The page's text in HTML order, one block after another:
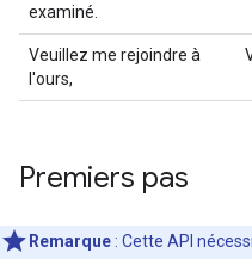
examiné.
Veuillez me rejoindre à
l'ours,
Premiers pas
Remarque : Cette API